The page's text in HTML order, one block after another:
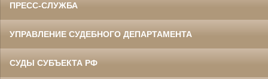
ПРЕСС-СЛУЖБА
УПРАВЛЕНИЕ СУДЕБНОГО ДЕПАРТАМЕНТА
СУДЫ СУБЪЕКТА РФ